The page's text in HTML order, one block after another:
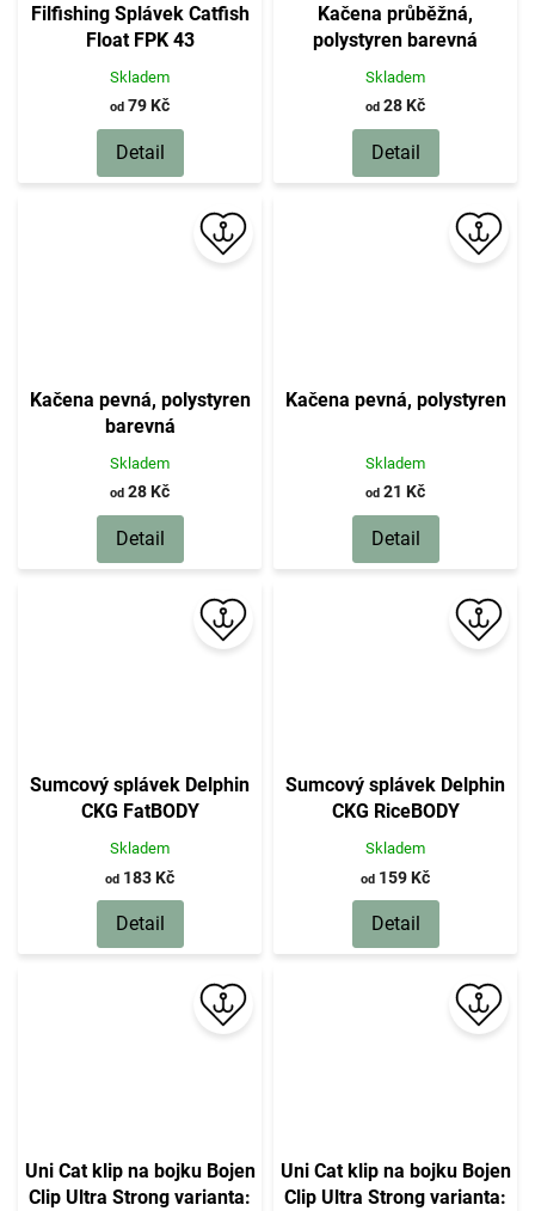
Filfishing Splávek Catfish
Float FPK 43
Skladem
od 79 Kč
Detail
Kačena průběžná,
polystyren barevná
Skladem
od 28 Kč
Detail
Kačena pevná, polystyren
barevná
Skladem
od 28 Kč
Detail
Kačena pevná, polystyren
Skladem
od 21 Kč
Detail
Sumcový splávek Delphin
CKG FatBODY
Skladem
od 183 Kč
Detail
Sumcový splávek Delphin
CKG RiceBODY
Skladem
od 159 Kč
Detail
Uni Cat klip na bojku Bojen
Clip Ultra Strong varianta:
Uni Cat klip na bojku Bojen
Clip Ultra Strong varianta: